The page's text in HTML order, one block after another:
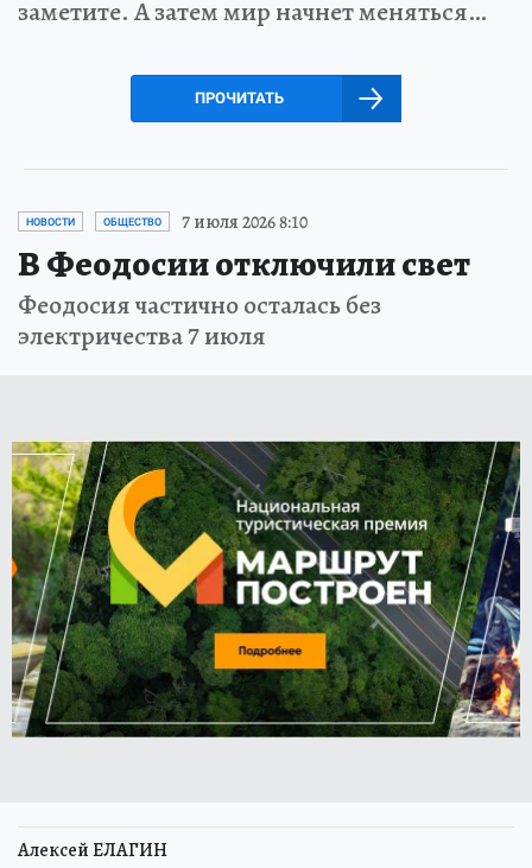
заметите. А затем мир начнет меняться…
ПРОЧИТАТЬ
НОВОСТИ ОБЩЕСТВО 7 июля 2026 8:10
В Феодосии отключили свет
Феодосия частично осталась без
электричества 7 июля
Алексей ЕЛАГИН